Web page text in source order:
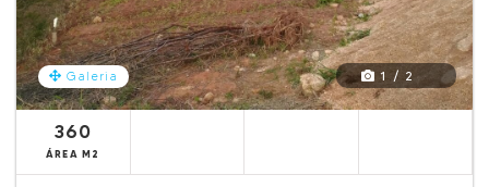
Galeria 1 / 2
360
ÁREA M2